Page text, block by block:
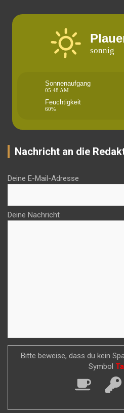
sonnig
Sonnenaufgang
05:48 AM
Feuchtigkeit
60%
Nachricht an die
Deine E-Mail-Adresse
Deine Nachricht
Bitte beweise, dass du kein
Symbol